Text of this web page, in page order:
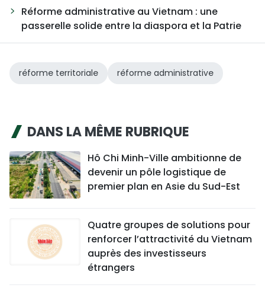
Réforme administrative au Vietnam : une
passerelle solide entre la diaspora et la Patrie
réforme territoriale réforme administrative
DANS LA MÊME RUBRIQUE
Hô Chi Minh-Ville ambitionne de
devenir un pôle logistique de
premier plan en Asie du Sud-Est
Quatre groupes de solutions pour
renforcer l’attractivité du Vietnam
auprès des investisseurs
étrangers